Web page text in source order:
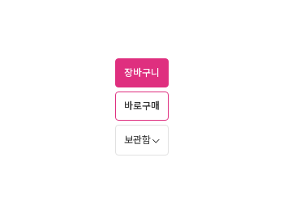
장바구니
바로구매
보관함